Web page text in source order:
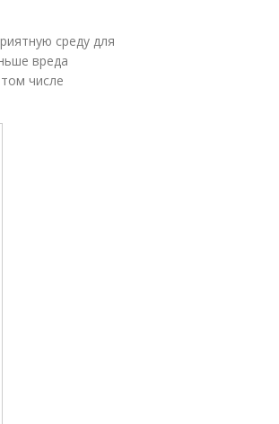
среду для
вреда
числе